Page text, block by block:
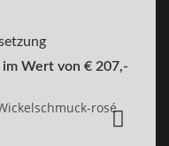
Wert von € 207,-